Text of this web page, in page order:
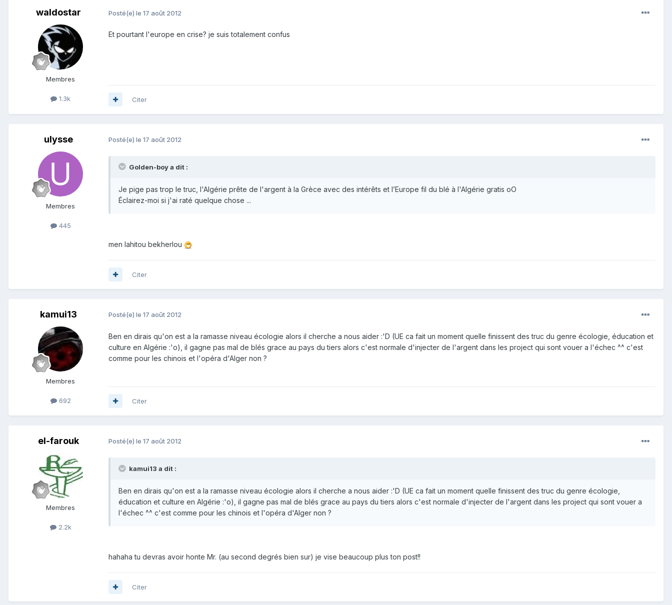
waldostar
Membres
1.3k
Posté(e) le 17 août 2012
Et pourtant l'europe en crise? je suis totalement confus
Citer
ulysse
Membres
445
Posté(e) le 17 août 2012
Golden-boy a dit :
Je pige pas trop le truc, l'Algérie prête de l'argent à la Grèce avec des intérêts et l’Europe fil du blé à l'Algérie gratis oO
Éclairez-moi si j'ai raté quelque chose ...
men lahitou bekherlou
Citer
kamui13
Membres
692
Posté(e) le 17 août 2012
Ben en dirais qu'on est a la ramasse niveau écologie alors il cherche a nous aider :'D (UE ca fait un moment quelle finissent des truc du genre écologie, éducation et
culture en Algérie :'o), il gagne pas mal de blés grace au pays du tiers alors c'est normale d'injecter de l'argent dans les project qui sont vouer a l'échec ^^ c'est
comme pour les chinois et l'opéra d'Alger non ?
Citer
el-farouk
Membres
2.2k
Posté(e) le 17 août 2012
kamui13 a dit :
Ben en dirais qu'on est a la ramasse niveau écologie alors il cherche a nous aider :'D (UE ca fait un moment quelle finissent des truc du genre écologie,
éducation et culture en Algérie :'o), il gagne pas mal de blés grace au pays du tiers alors c'est normale d'injecter de l'argent dans les project qui sont vouer a
l'échec ^^ c'est comme pour les chinois et l'opéra d'Alger non ?
hahaha tu devras avoir honte Mr. (au second degrés bien sur) je vise beaucoup plus ton post!!
Citer